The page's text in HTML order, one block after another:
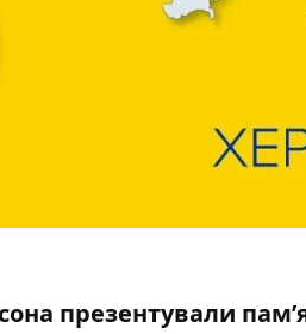
презентували